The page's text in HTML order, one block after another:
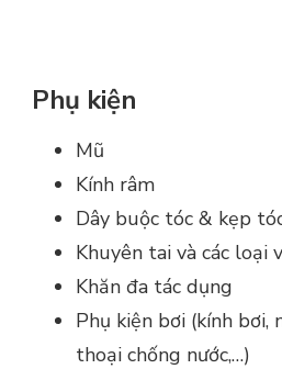
Phụ kiện
Mũ
Kính râm
Dây buộc tóc & kẹp
Khuyên tai và các loại
Khăn đa tác dụng
Phụ kiện bơi (kính bơi,
thoại chống nước,…)